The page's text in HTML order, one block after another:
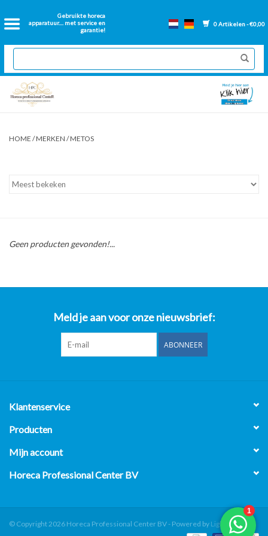
Gebruikte horeca
apparatuur.... met service en
garantie!
0 Artikelen - €0,00
Home
2dehands Horeca
Nieuwe apparatuur
Onderdelen bakwanden
Over ons
HOME /MERKEN /METOS
Geen producten gevonden!...
Meld je aan voor onze nieuwsbrief:
ABONNEER
Klantenservice
Producten
Mijn account
Horeca Professional Center BV
© Copyright 2026 Horeca Professional Center BV - Powered by Lightspeed